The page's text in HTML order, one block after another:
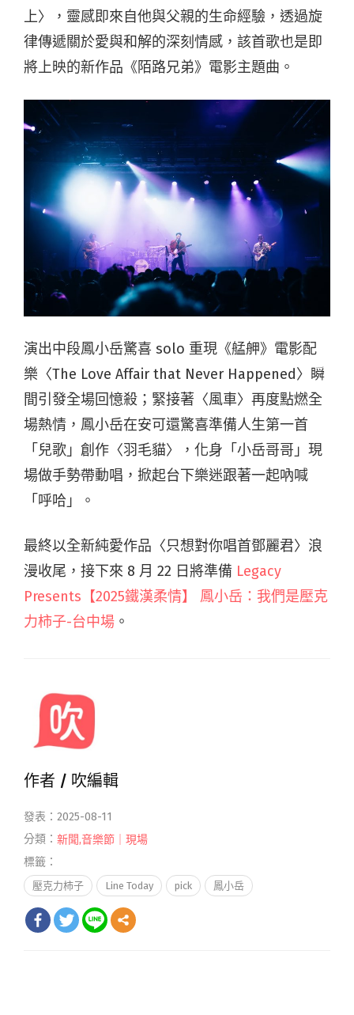
上〉，靈感即來自他與父親的生命經驗，透過旋
律傳遞關於愛與和解的深刻情感，該首歌也是即
將上映的新作品《陌路兄弟》電影主題曲。
演出中段鳳小岳驚喜 solo 重現《艋舺》電影配
樂〈The Love Affair that Never Happened〉瞬
間引發全場回憶殺；緊接著〈風車〉再度點燃全
場熱情，鳳小岳在安可還驚喜準備人生第一首
「兒歌」創作〈羽毛貓〉，化身「小岳哥哥」現
場做手勢帶動唱，掀起台下樂迷跟著一起吶喊
「呼哈」。
最終以全新純愛作品〈只想對你唱首鄧麗君〉浪
漫收尾，接下來 8 月 22 日將準備 Legacy
Presents【2025鐵漢柔情】 鳳小岳：我們是壓克
力柿子-台中場 。
作者 / 吹編輯
發表：2025-08-11
分類： 新聞,音樂節｜現場
標籤：
壓克力柿子 Line Today pick 鳳小岳